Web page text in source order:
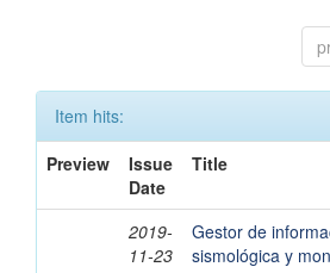
Item hits:
Preview
Issue
Date
Title
2019-
11-23
Gestor de
sismológica y